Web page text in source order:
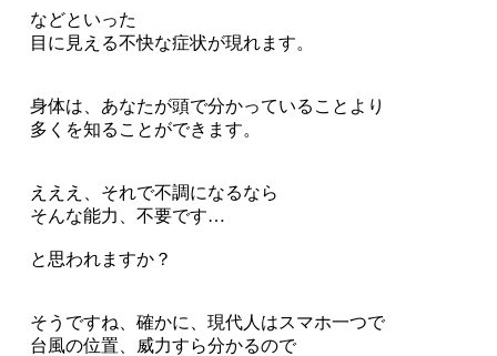
などといった
目に見える不快な症状が現れます。
身体は、あなたが頭で分かっていることより
多くを知ることができます。
えええ、それで不調になるなら
そんな能力、不要です…
と思われますか？
そうですね、確かに、現代人はスマホ一つで
台風の位置、威力すら分かるので